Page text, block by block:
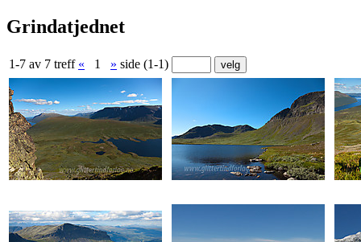
Grindatjednet
1-7 av 7 treff « 1 » side (1-1)